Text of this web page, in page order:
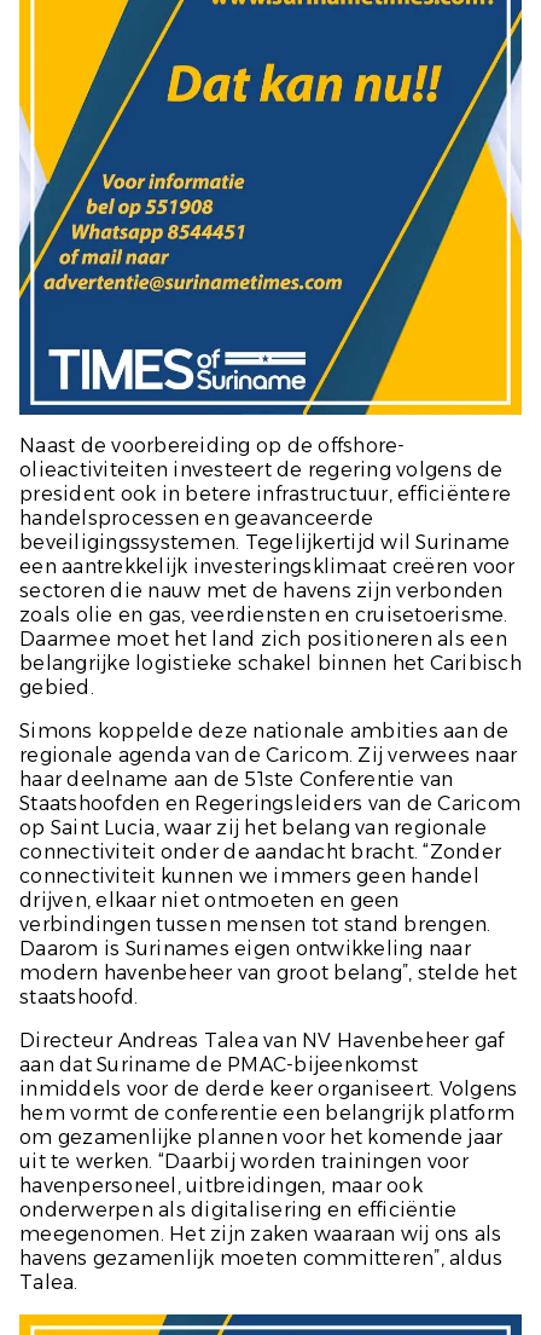
Naast de voorbereiding op de offshore-
olieactiviteiten investeert de regering volgens de
president ook in betere infrastructuur, efficiëntere
handelsprocessen en geavanceerde
beveiligingssystemen. Tegelijkertijd wil Suriname
een aantrekkelijk investeringsklimaat creëren voor
sectoren die nauw met de havens zijn verbonden
zoals olie en gas, veerdiensten en cruisetoerisme.
Daarmee moet het land zich positioneren als een
belangrijke logistieke schakel binnen het Caribisch
gebied.
Simons koppelde deze nationale ambities aan de
regionale agenda van de Caricom. Zij verwees naar
haar deelname aan de 51ste Conferentie van
Staatshoofden en Regeringsleiders van de Caricom
op Saint Lucia, waar zij het belang van regionale
connectiviteit onder de aandacht bracht. “Zonder
connectiviteit kunnen we immers geen handel
drijven, elkaar niet ontmoeten en geen
verbindingen tussen mensen tot stand brengen.
Daarom is Surinames eigen ontwikkeling naar
modern havenbeheer van groot belang”, stelde het
staatshoofd.
Directeur Andreas Talea van NV Havenbeheer gaf
aan dat Suriname de PMAC-bijeenkomst
inmiddels voor de derde keer organiseert. Volgens
hem vormt de conferentie een belangrijk platform
om gezamenlijke plannen voor het komende jaar
uit te werken. “Daarbij worden trainingen voor
havenpersoneel, uitbreidingen, maar ook
onderwerpen als digitalisering en efficiëntie
meegenomen. Het zijn zaken waaraan wij ons als
havens gezamenlijk moeten committeren”, aldus
Talea.